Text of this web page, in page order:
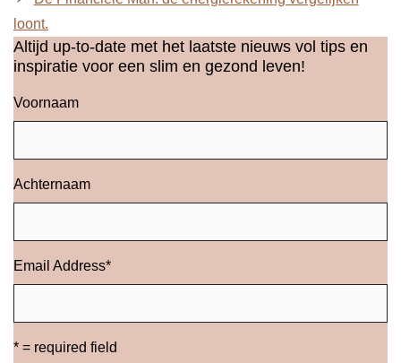
loont.
Altijd up-to-date met het laatste nieuws vol tips en
inspiratie voor een slim en gezond leven!
Voornaam
Achternaam
Email Address*
* = required field